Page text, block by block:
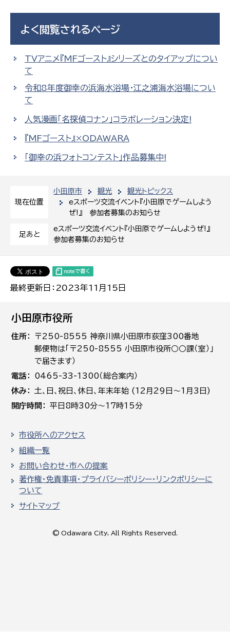
現在位置
小田原市 観光
観光トピックス
eスポーツ交流イベント『小田原でゲームしよう
ぜ!』 参加者募集のお知らせ
足あと
eスポーツ交流イベント『小田原でゲームしようぜ!』
参加者募集のお知らせ
最終更新日：2023年11月15日
よく閲覧されるページ
TVアニメ『MFゴースト』シリーズとのタイアップについ
て
令和8年度御幸の浜海水浴場・江之浦海水浴場につい
て
人気漫画「名探偵コナン」コラボレーション決定!
『MFゴースト』×ODAWARA
「御幸の浜フォトコンテスト」作品募集中!
小田原市役所
住所
〒250-8555 神奈川県小田原市荻窪300番地
郵便物は「〒250-8555 小田原市役所○○課（室）」
で届きます）
電話
0465-33-1300（総合案内）
休み
土､日､祝日、休日、年末年始 (12月29日～1月3日)
開庁時間
平日8時30分～17時15分
市役所へのアクセス
組織一覧
お問い合わせ・市への提案
著作権・免責事項・プライバシーポリシー・リンクポリシーに
ついて
サイトマップ
© Odawara City, All Rights Reserved.